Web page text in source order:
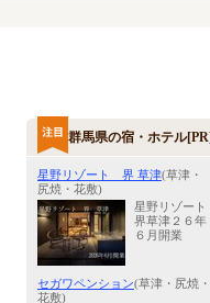
群馬県の宿・ホテル
星野リゾート 界 草津(草津・
尻焼・花敷)
星野リゾート
界草津２６年
６月開業
セガワペンション(草津・尻焼・
花敷)